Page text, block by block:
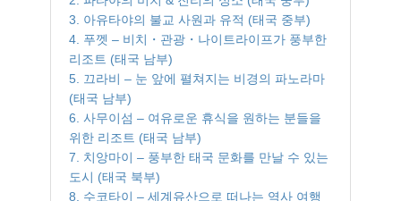
3. 아유타야의 불교 사원과 유적 (태국 중부)
4. 푸껫 – 비치・관광・나이트라이프가 풍부한
리조트 (태국 남부)
5. 끄라비 – 눈 앞에 펼쳐지는 비경의 파노라마
(태국 남부)
6. 사무이섬 – 여유로운 휴식을 원하는 분들을
위한 리조트 (태국 남부)
7. 치앙마이 – 풍부한 태국 문화를 만날 수 있는
도시 (태국 북부)
8. 수코타이 – 세계유산으로 떠나는 역사 여행